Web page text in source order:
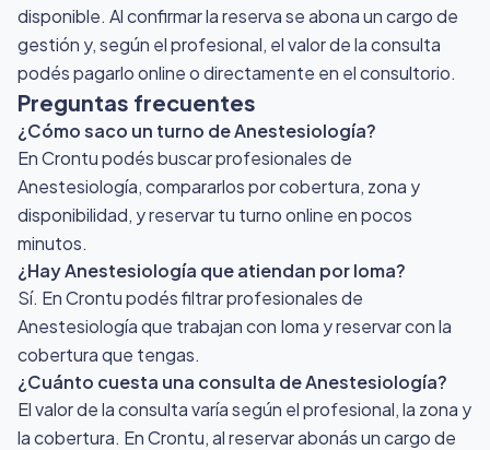
disponible. Al confirmar la reserva se abona un cargo de
gestión y, según el profesional, el valor de la consulta
podés pagarlo online o directamente en el consultorio.
Preguntas frecuentes
¿Cómo saco un turno de Anestesiología?
En Crontu podés buscar profesionales de
Anestesiología, compararlos por cobertura, zona y
disponibilidad, y reservar tu turno online en pocos
minutos.
¿Hay Anestesiología que atiendan por Ioma?
Sí. En Crontu podés filtrar profesionales de
Anestesiología que trabajan con Ioma y reservar con la
cobertura que tengas.
¿Cuánto cuesta una consulta de Anestesiología?
El valor de la consulta varía según el profesional, la zona y
la cobertura. En Crontu, al reservar abonás un cargo de